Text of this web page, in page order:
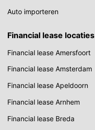
Auto importeren
Financial lease locaties
Financial lease Amersfoort
Financial lease Amsterdam
Financial lease Apeldoorn
Financial lease Arnhem
Financial lease Breda